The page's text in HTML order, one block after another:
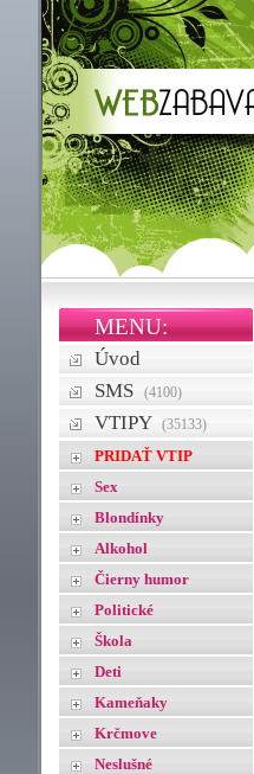
MENU:
Úvod
SMS
(4100)
VTIPY (35133)
PRIDAŤ VTIP
Sex
Blondínky
Alkohol
Čierny humor
Politické
Škola
Deti
Kameňaky
Krčmove
Neslušné